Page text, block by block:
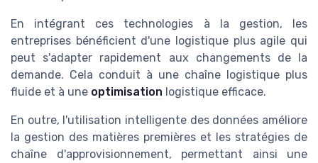
En intégrant ces technologies à la gestion, les
entreprises bénéficient d'une logistique plus agile qui
peut s'adapter rapidement aux changements de la
demande. Cela conduit à une chaîne logistique plus
fluide et à une optimisation logistique efficace.
En outre, l'utilisation intelligente des données améliore
la gestion des matières premières et les stratégies de
chaîne d'approvisionnement, permettant ainsi une